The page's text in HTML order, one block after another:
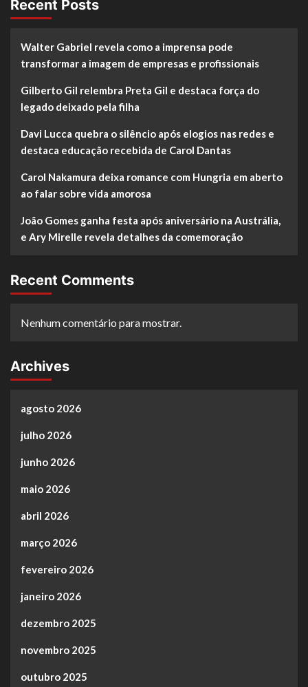
Recent Posts
Walter Gabriel revela como a imprensa pode
transformar a imagem de empresas e profissionais
Gilberto Gil relembra Preta Gil e destaca força do
legado deixado pela filha
Davi Lucca quebra o silêncio após elogios nas redes e
destaca educação recebida de Carol Dantas
Carol Nakamura deixa romance com Hungria em aberto
ao falar sobre vida amorosa
João Gomes ganha festa após aniversário na Austrália,
e Ary Mirelle revela detalhes da comemoração
Recent Comments
Nenhum comentário para mostrar.
Archives
agosto 2026
julho 2026
junho 2026
maio 2026
abril 2026
março 2026
fevereiro 2026
janeiro 2026
dezembro 2025
novembro 2025
outubro 2025